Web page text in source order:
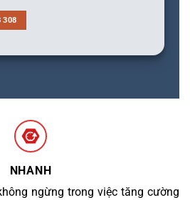
308
NHANH
ngừng trong việc tăng cường